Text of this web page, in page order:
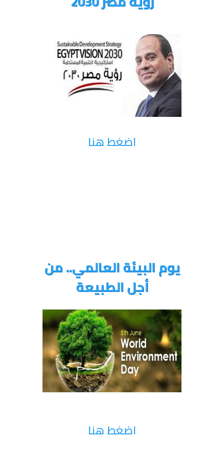
اضغط هنا
يوم البيئة العالمي.. من
أجل الطبيعة
اضغط هنا